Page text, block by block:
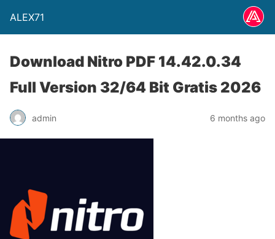
ALEX71
Download Nitro PDF 14.42.0.34
Full Version 32/64 Bit Gratis 2026
admin 6 months ago